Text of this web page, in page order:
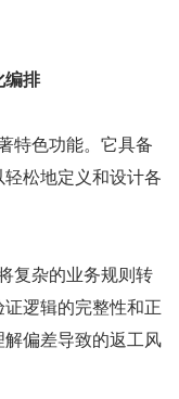
编排
松地定义和设计各
逻辑的完整性和正
偏差导致的返工风